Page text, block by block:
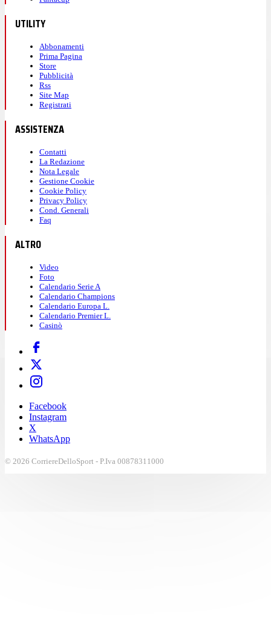
UTILITY
Abbonamenti
Prima Pagina
Store
Pubblicità
Rss
Site Map
Registrati
ASSISTENZA
Contatti
La Redazione
Nota Legale
Gestione Cookie
Cookie Policy
Privacy Policy
Cond. Generali
Faq
ALTRO
Video
Foto
Calendario Serie A
Calendario Champions
Calendario Europa L.
Calendario Premier L.
Casinò
Facebook
Instagram
X
WhatsApp
© 2026 CorriereDelloSport - P.Iva 00878311000